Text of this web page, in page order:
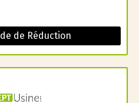
de Réduction